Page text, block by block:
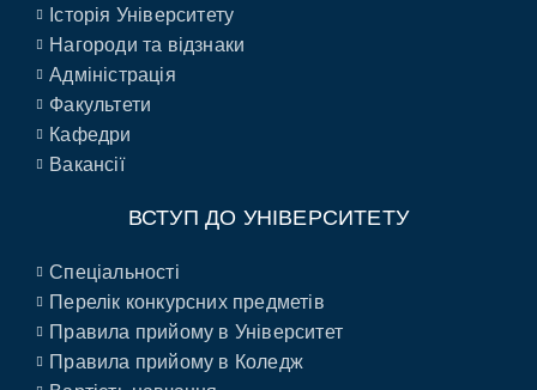
Історія Університету
Нагороди та відзнаки
Адміністрація
Факультети
Кафедри
Вакансії
ВСТУП ДО УНІВЕРСИТЕТУ
Спеціальності
Перелік конкурсних предметів
Правила прийому в Університет
Правила прийому в Коледж